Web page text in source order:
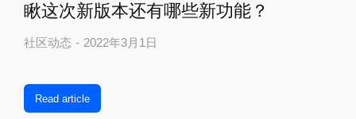
瞅这次新版本还有哪些新功能？
社区动态 2022年3月1日
Read article